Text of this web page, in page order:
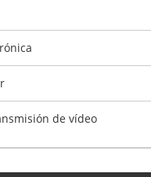
de vídeo